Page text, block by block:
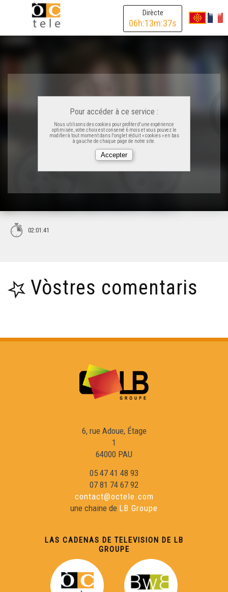
Dirècte
06h:13m:37s
Pour accéder à ce service :
Nous utilisons des cookies pour profiter d'une expérience
optimisée, votre choix est conservé 6 mois et vous pouvez le
modifier à tout moment dans l'onglet réduit « cookies » en bas
à gauche de chaque page de notre site.
02:01:41
Vòstres comentaris
6, rue Adoue, Étage
1
64000 PAU
05 47 41 48 93
07 81 74 67 92
contact@octele.com
une chaine de LB Groupe
LAS CADENAS DE TELEVISION DE LB
GROUPE